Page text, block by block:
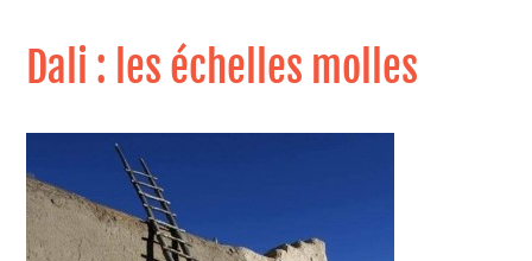
Dali : les échelles molles